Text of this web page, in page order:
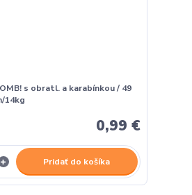
s obratl. a karabínkou / 49
14kg
0,99 €
Pridať do košíka